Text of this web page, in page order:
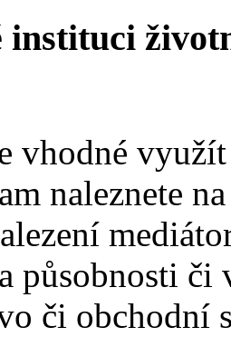
instituci
vhodné
naleznete
působnosti či
či obchodní